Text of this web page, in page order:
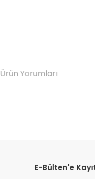
Ürün Yorumları
E-Bülten'e